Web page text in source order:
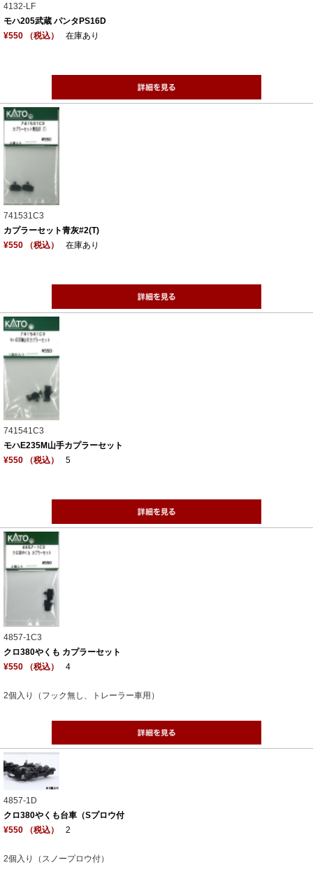
4132-LF
モハ205武蔵 パンタPS16D
¥550 （税込）
在庫あり
741531C3
カプラーセット青灰#2(T)
¥550 （税込）
在庫あり
741541C3
モハE235M山手カプラーセット
¥550 （税込）
5
4857-1C3
クロ380やくも カプラーセット
¥550 （税込）
4
2個入り（フック無し、トレーラー車用）
4857-1D
クロ380やくも台車（Sプロウ付
¥550 （税込）
2
2個入り（スノープロウ付）